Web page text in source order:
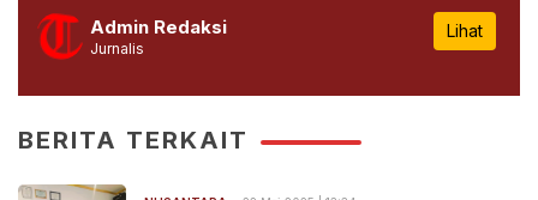
Admin Redaksi
Jurnalis
Lihat
BERITA TERKAIT